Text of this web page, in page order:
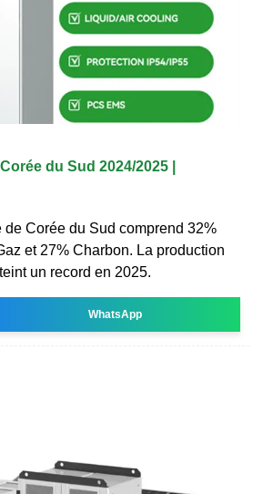
du Sud 2024/2025 |
de Corée du Sud comprend 32%
et 27% Charbon. La production
un record en 2025.
WhatsApp